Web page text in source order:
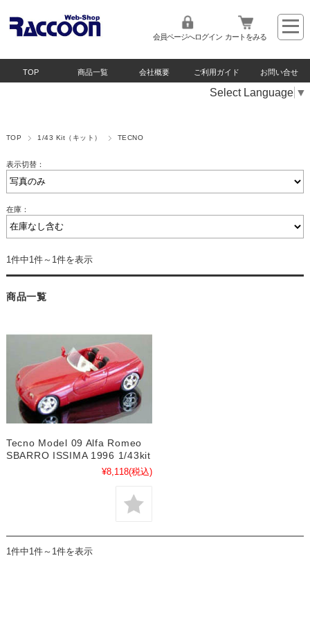
会員ページへログイン カートをみる
TOP 商品一覧 会社概要 ご利用ガイド お問い合せ
Select Language ▼
TOP 1/43 Kit（キット） TECNO
表示切替：
在庫：
1件中1件～1件を表示
商品一覧
Tecno Model 09 Alfa Romeo
SBARRO ISSIMA 1996 1/43kit
¥8,118(税込)
1件中1件～1件を表示